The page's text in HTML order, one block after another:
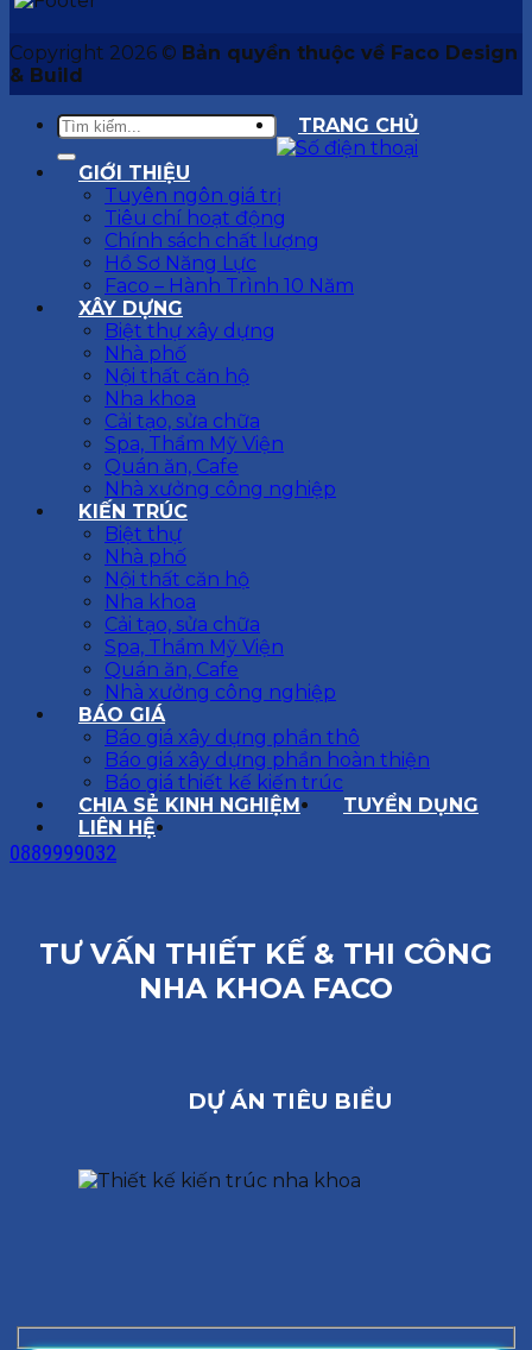
Copyright 2026 © Bản quyền thuộc về Faco Design
& Build
TRANG CHỦ
GIỚI THIỆU
Tuyên ngôn giá trị
Tiêu chí hoạt động
Chính sách chất lượng
Hồ Sơ Năng Lực
Faco – Hành Trình 10 Năm
XÂY DỰNG
Biệt thự xây dựng
Nhà phố
Nội thất căn hộ
Nha khoa
Cải tạo, sửa chữa
Spa, Thẩm Mỹ Viện
Quán ăn, Cafe
Nhà xưởng công nghiệp
KIẾN TRÚC
Biệt thự
Nhà phố
Nội thất căn hộ
Nha khoa
Cải tạo, sửa chữa
Spa, Thẩm Mỹ Viện
Quán ăn, Cafe
Nhà xưởng công nghiệp
BÁO GIÁ
Báo giá xây dựng phần thô
Báo giá xây dựng phần hoàn thiện
Báo giá thiết kế kiến trúc
CHIA SẺ KINH NGHIỆM
TUYỂN DỤNG
LIÊN HỆ
0889999032
TƯ VẤN THIẾT KẾ & THI CÔNG
NHA KHOA FACO
DỰ ÁN TIÊU BIỂU